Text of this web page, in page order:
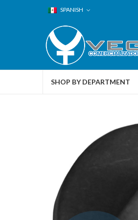
SPANISH
SHOP BY DEPARTMENT